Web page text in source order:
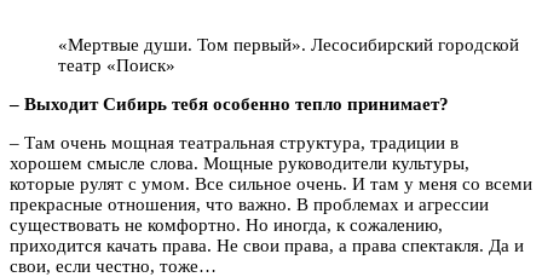
«Мертвые души. Том первый». Лесосибирский городской
театр «Поиск»
– Выходит Сибирь тебя особенно тепло принимает?
– Там очень мощная театральная структура, традиции в
хорошем смысле слова. Мощные руководители культуры,
которые рулят с умом. Все сильное очень. И там у меня со всеми
прекрасные отношения, что важно. В проблемах и агрессии
существовать не комфортно. Но иногда, к сожалению,
приходится качать права. Не свои права, а права спектакля. Да и
свои, если честно, тоже…